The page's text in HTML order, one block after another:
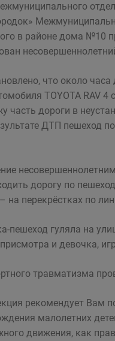
в районе дома №10
что около часа
TOYOTA RAV
часть дороги в
ДТП пешеход
дорогу по
перекрёстках по
пешеход гуляла на
и девочка,
травматизма
рекомендует Вам
малолетних
движения, как